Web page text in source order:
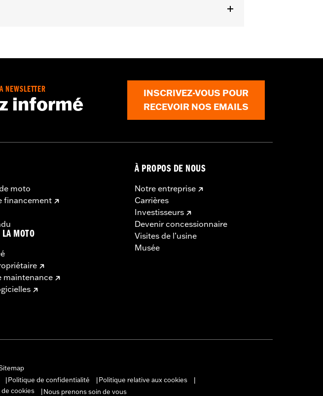
NEWSLETTER
informé
INSCRIVEZ-VOUS POUR
RECEVOIR NOS EMAILS
moto
financement
MOTO
maintenance
À PROPOS DE NOUS
Notre entreprise
Carrières
Investisseurs
Devenir concessionnaire
Visites de l’usine
Musée
Politique de confidentialité Politique relative aux cookies
cookies
Nous prenons soin de vous